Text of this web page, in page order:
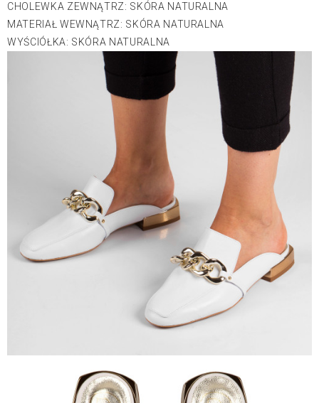
CHOLEWKA ZEWNĄTRZ: SKÓRA NATURALNA
MATERIAŁ WEWNĄTRZ: SKÓRA NATURALNA
WYŚCIÓŁKA: SKÓRA NATURALNA